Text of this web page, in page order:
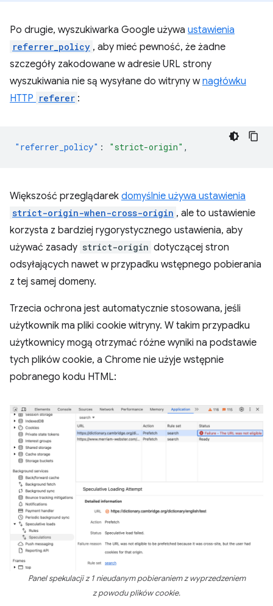
Po drugie, wyszukiwarka Google używa ustawienia
referrer_policy , aby mieć pewność, że żadne
szczegóły zakodowane w adresie URL strony
wyszukiwania nie są wysyłane do witryny wnagłówku
HTTP referer :
"referrer_policy" : "strict-origin" ,
Większość przeglądarek domyślnie używa ustawienia
strict-origin-when-cross-origin , ale to ustawienie
korzysta z bardziej rygorystycznego ustawienia, aby
używać zasady strict-origin dotyczącej stron
odsyłających nawet w przypadku wstępnego pobierania
z tej samej domeny.
Trzecia ochrona jest automatycznie stosowana, jeśli
użytkownik ma pliki cookie witryny. W takim przypadku
użytkownicy mogą otrzymać różne wyniki na podstawie
tych plików cookie, a Chrome nie użyje wstępnie
pobranego kodu HTML:
Panel spekulacji z 1 nieudanym pobieraniem z wyprzedzeniem
z powodu plików cookie.